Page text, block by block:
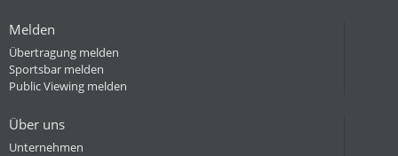
Melden
Übertragung melden
Sportsbar melden
Public Viewing melden
Über uns
Unternehmen